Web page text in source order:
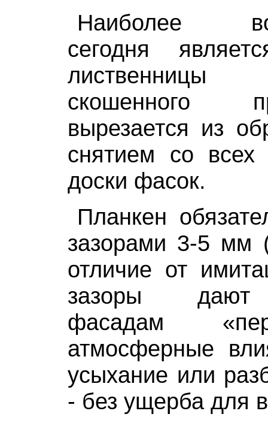
Наиболее
сегодня
скошенного
вырезается из
снятием со всех
доски фасок.
Планкен
зазорами 3-5 мм
отличие от
зазоры дают
фасадам
атмосферные
усыхание или
- без ущерба для